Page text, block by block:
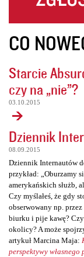
CO
Starcie
czy na „nie”?
03.10.2015
Dziennik
08.09.2015
Dziennik Internautów
przykład: „Oburzamy
amerykańskich służb,
Czy myślałeś, że gdy
obserwowany np.
biurku i pije kawę? Czy
okolicy? A może
artykuł Marcina Maja:
perspektywy własnego